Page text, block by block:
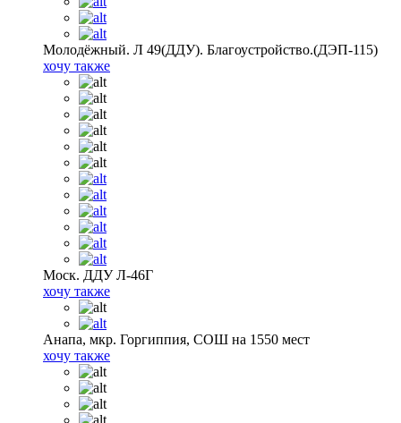
Молодёжный. Л 49(ДДУ). Благоустройство.(ДЭП-115)
хочу также
Моск. ДДУ Л-46Г
хочу также
Анапа, мкр. Горгиппия, СОШ на 1550 мест
хочу также